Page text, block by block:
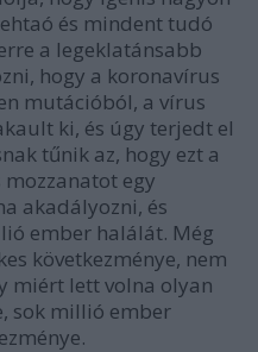
és mindent tudó
a legeklatánsabb
hogy a koronavírus
mutációból, a vírus
ki, és úgy terjedt el
tűnik az, hogy ezt a
mozzanatot egy
akadályozni, és
ember halálát. Még
következménye, nem
miért lett volna olyan
sok millió ember